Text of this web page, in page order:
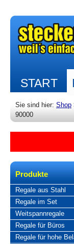
START
Sie sind hier: Shop
90000
Produkte
Regale aus Stahl
Regale im Set
Weitspannregale
Regale für Büros
Regale für hohe